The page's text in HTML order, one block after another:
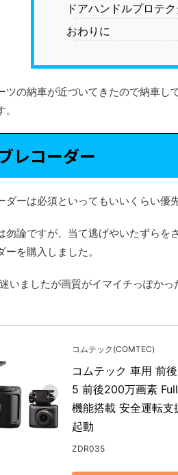
ドアハンドルプロテ
おわりに
ツの納車が近づいてきたので納車し
レコーダー
ダーは必須といってもいいくらい優
勿論ですが、当て逃げやいたずらを
ーを購入しました。
いましたが画質がイマイチっぽか
コムテック(COMTEC)
コムテック 車用 前
5 前後200万画素
機能搭載 安全運転
起動
ZDR035